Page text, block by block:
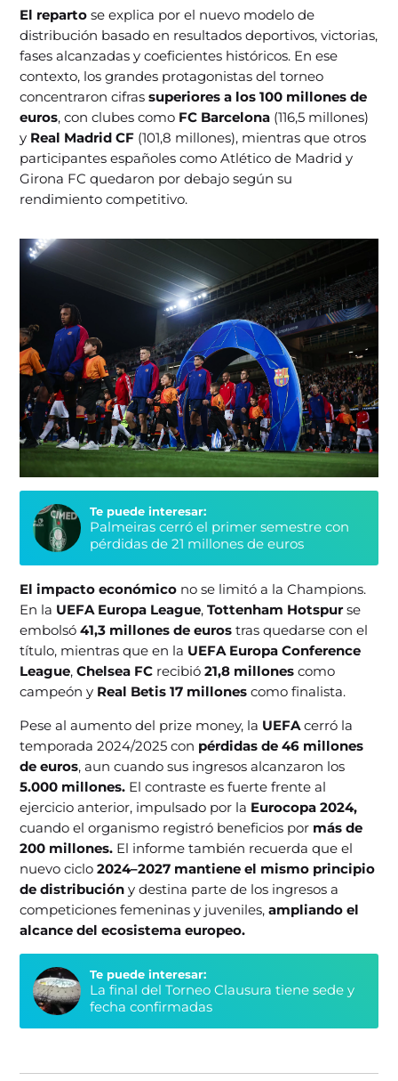
El reparto se explica por el nuevo modelo de
distribución basado en resultados deportivos, victorias,
fases alcanzadas y coeficientes históricos. En ese
contexto, los grandes protagonistas del torneo
concentraron cifrassuperiores a los 100 millones de
euros, con clubes como FC Barcelona (116,5 millones)
y Real Madrid CF (101,8 millones), mientras que otros
participantes españoles como Atlético de Madrid y
Girona FC quedaron por debajo según su
rendimiento competitivo.
Te puede interesar:
Palmeiras cerró el primer semestre con
pérdidas de 21 millones de euros
El impacto económico no se limitó a la Champions.
En la UEFA Europa League,Tottenham Hotspur se
embolsó41,3 millones de euros tras quedarse con el
título, mientras que en la UEFA Europa Conference
League,Chelsea FC recibió21,8 millones como
campeón y Real Betis 17 millones como finalista.
Pese al aumento del prize money, la UEFAcerró la
temporada 2024/2025 con pérdidas de 46 millones
de euros, aun cuando sus ingresos alcanzaron los
5.000 millones. El contraste es fuerte frente al
ejercicio anterior, impulsado por la Eurocopa 2024,
cuando el organismo registró beneficios por más de
200 millones. El informe también recuerda que el
nuevo ciclo2024–2027 mantiene el mismo principio
de distribución y destina parte de los ingresos a
competiciones femeninas y juveniles,ampliando el
alcance del ecosistema europeo.
Te puede interesar:
La final del Torneo Clausura tiene sede y
fecha confirmadas